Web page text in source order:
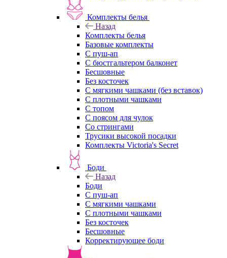
Комплекты белья
Назад
Комплекты белья
Базовые комплекты
С пуш-ап
С бюстгальтером балконет
Бесшовные
Без косточек
С мягкими чашками (без вставок)
С плотными чашками
С топом
С поясом для чулок
Со стрингами
Трусики высокой посадки
Комплекты Victoria's Secret
Боди
Назад
Боди
С пуш-ап
С мягкими чашками
С плотными чашками
Без косточек
Бесшовные
Корректирующее боди